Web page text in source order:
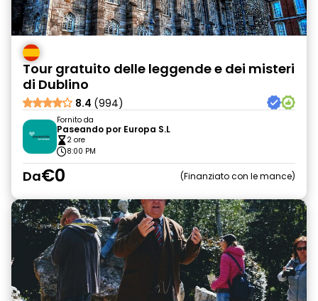
Tour gratuito delle leggende e dei misteri
di Dublino
8.4 (994)
Fornito da
Paseando por Europa S.L
2 ore
8:00 PM
Da€0 Finanziato con le mance